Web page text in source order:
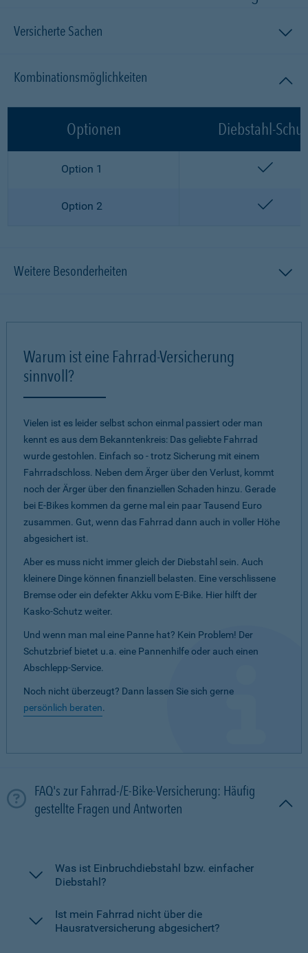
Versicherte Sachen
Kombinationsmöglichkeiten
Optionen Diebstahl-
Option 1
Option 2
Weitere Besonderheiten
Warum ist eine Fahrrad-Versicherung
sinnvoll?
Vielen ist es leider selbst schon einmal passiert oder man
kennt es aus dem Bekanntenkreis: Das geliebte Fahrrad
wurde gestohlen. Einfach so - trotz Sicherung mit einem
Fahrradschloss. Neben dem Ärger über den Verlust, kommt
noch der Ärger über den finanziellen Schaden hinzu. Gerade
bei E-Bikes kommen da gerne mal ein paar Tausend Euro
zusammen. Gut, wenn das Fahrrad dann auch in voller Höhe
abgesichert ist.
Aber es muss nicht immer gleich der Diebstahl sein. Auch
kleinere Dinge können finanziell belasten. Eine verschlissene
Bremse oder ein defekter Akku vom E-Bike. Hier hilft der
Kasko-Schutz weiter.
Und wenn man mal eine Panne hat? Kein Problem! Der
Schutzbrief bietet u.a. eine Pannenhilfe oder auch einen
Abschlepp-Service.
Noch nicht überzeugt? Dann lassen Sie sich gerne
persönlich beraten.
FAQ's zur Fahrrad-/E-Bike-Versicherung: Häufig
gestellte Fragen und Antworten
Was ist Einbruchdiebstahl bzw. einfacher
Diebstahl?
Ist mein Fahrrad nicht über die
Hausratversicherung abgesichert?